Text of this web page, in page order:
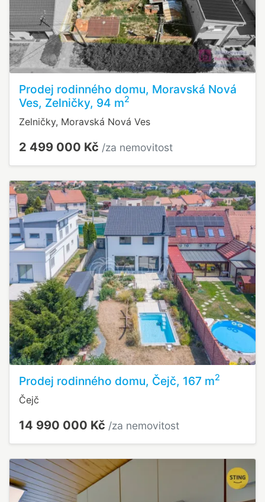
Prodej rodinného domu, Moravská Nová
Ves, Zelničky, 94 m2
Zelničky, Moravská Nová Ves
2 499 000 Kč /za nemovitost
Prodej rodinného domu, Čejč, 167 m2
Čejč
14 990 000 Kč /za nemovitost